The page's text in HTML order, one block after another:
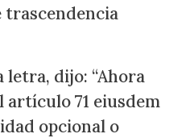
trascendencia
letra, dijo: “Ahora
71 eiusdem
opcional o